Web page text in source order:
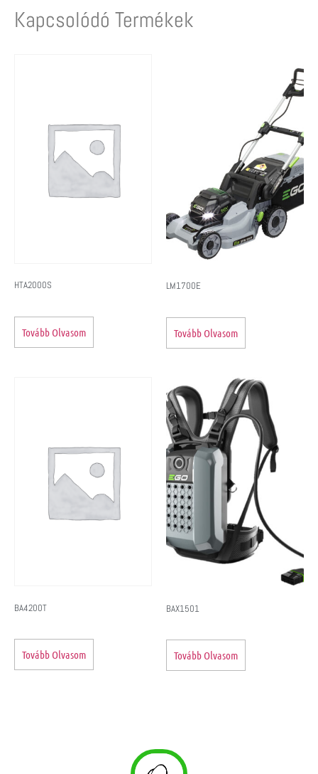
Kapcsolódó Termékek
HTA2000S
Tovább Olvasom
LM1700E
Tovább Olvasom
BA4200T
Tovább Olvasom
BAX1501
Tovább Olvasom